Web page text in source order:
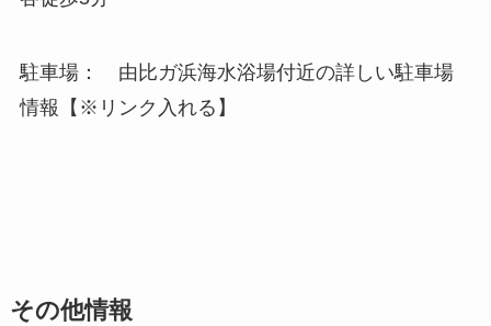
駐車場： 由比ガ浜海水浴場付近の詳しい駐車場
情報【※リンク入れる】
その他情報